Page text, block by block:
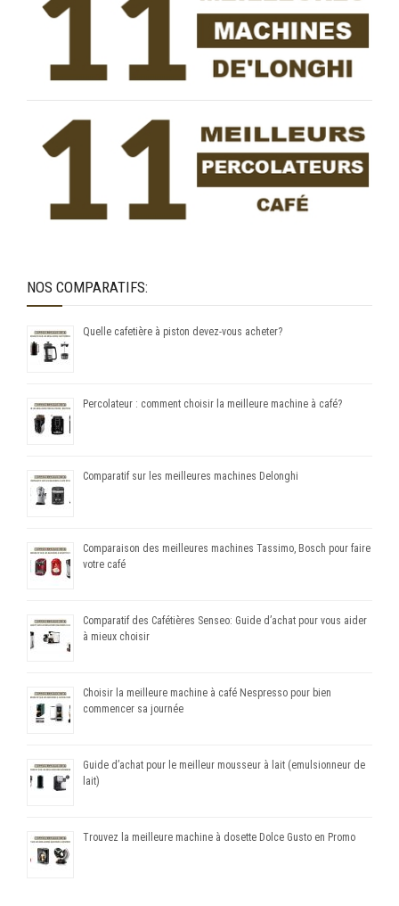
NOS COMPARATIFS:
Quelle cafetière à piston devez-vous acheter?
Percolateur : comment choisir la meilleure machine à café?
Comparatif sur les meilleures machines Delonghi
Comparaison des meilleures machines Tassimo, Bosch pour faire
votre café
Comparatif des Cafétières Senseo: Guide d’achat pour vous aider
à mieux choisir
Choisir la meilleure machine à café Nespresso pour bien
commencer sa journée
Guide d’achat pour le meilleur mousseur à lait (emulsionneur de
lait)
Trouvez la meilleure machine à dosette Dolce Gusto en Promo